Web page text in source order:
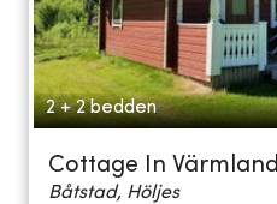
2 + 2 bedden
Cottage In Värmland
Båtstad, Höljes